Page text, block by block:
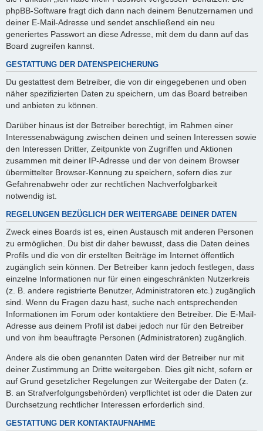
phpBB-Software fragt dich dann nach deinem Benutzernamen und
deiner E-Mail-Adresse und sendet anschließend ein neu
generiertes Passwort an diese Adresse, mit dem du dann auf das
Board zugreifen kannst.
GESTATTUNG DER DATENSPEICHERUNG
Du gestattest dem Betreiber, die von dir eingegebenen und oben
näher spezifizierten Daten zu speichern, um das Board betreiben
und anbieten zu können.
Darüber hinaus ist der Betreiber berechtigt, im Rahmen einer
Interessenabwägung zwischen deinen und seinen Interessen sowie
den Interessen Dritter, Zeitpunkte von Zugriffen und Aktionen
zusammen mit deiner IP-Adresse und der von deinem Browser
übermittelter Browser-Kennung zu speichern, sofern dies zur
Gefahrenabwehr oder zur rechtlichen Nachverfolgbarkeit
notwendig ist.
REGELUNGEN BEZÜGLICH DER WEITERGABE DEINER DATEN
Zweck eines Boards ist es, einen Austausch mit anderen Personen
zu ermöglichen. Du bist dir daher bewusst, dass die Daten deines
Profils und die von dir erstellten Beiträge im Internet öffentlich
zugänglich sein können. Der Betreiber kann jedoch festlegen, dass
einzelne Informationen nur für einen eingeschränkten Nutzerkreis
(z. B. andere registrierte Benutzer, Administratoren etc.) zugänglich
sind. Wenn du Fragen dazu hast, suche nach entsprechenden
Informationen im Forum oder kontaktiere den Betreiber. Die E-Mail-
Adresse aus deinem Profil ist dabei jedoch nur für den Betreiber
und von ihm beauftragte Personen (Administratoren) zugänglich.
Andere als die oben genannten Daten wird der Betreiber nur mit
deiner Zustimmung an Dritte weitergeben. Dies gilt nicht, sofern er
auf Grund gesetzlicher Regelungen zur Weitergabe der Daten (z.
B. an Strafverfolgungsbehörden) verpflichtet ist oder die Daten zur
Durchsetzung rechtlicher Interessen erforderlich sind.
GESTATTUNG DER KONTAKTAUFNAHME